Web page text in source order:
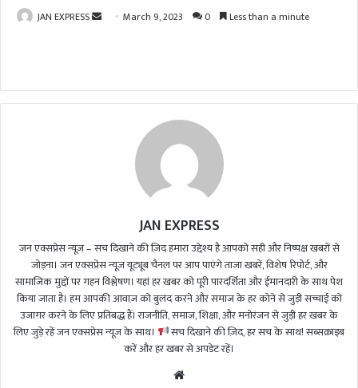
JAN EXPRESS
a
March 9, 2023 0 Less than a minute
JAN EXPRESS
जन एक्सप्रेस न्यूज़ – सच दिखाने की ज़िद हमारा उद्देश्य है आपको सही और निष्पक्ष खबरों से
जोड़ना। जन एक्सप्रेस न्यूज़ यूट्यूब चैनल पर आप पाएंगे ताजा खबरें, विशेष रिपोर्ट, और
सामाजिक मुद्दों पर गहन विश्लेषण। यहां हर खबर को पूरी पारदर्शिता और ईमानदारी के साथ पेश
किया जाता है। हम आपकी आवाज़ को बुलंद करने और समाज के हर कोने से जुड़ी सच्चाई को
उजागर करने के लिए प्रतिबद्ध हैं। राजनीति, समाज, शिक्षा, और मनोरंजन से जुड़ी हर खबर के
लिए जुड़े रहें जन एक्सप्रेस न्यूज़ के साथ।
सच दिखाने की ज़िद, हर सच के साथ! सब्सक्राइब
करें और हर खबर से अपडेट रहें।